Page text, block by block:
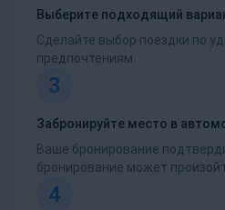
Выберите подходящий
Сделайте выбор поездки по
предпочтениям.
3
Забронируйте место в
Ваше бронирование
бронирование может
4